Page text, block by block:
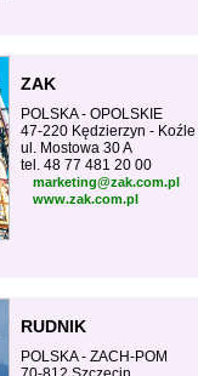
ZAK
POLSKA - OPOLSKIE
47-220 Kędzierzyn - Koźle
ul. Mostowa 30 A
tel. 48 77 481 20 00
marketing@zak.com.pl
www.zak.com.pl
RUDNIK
POLSKA - ZACH-POM